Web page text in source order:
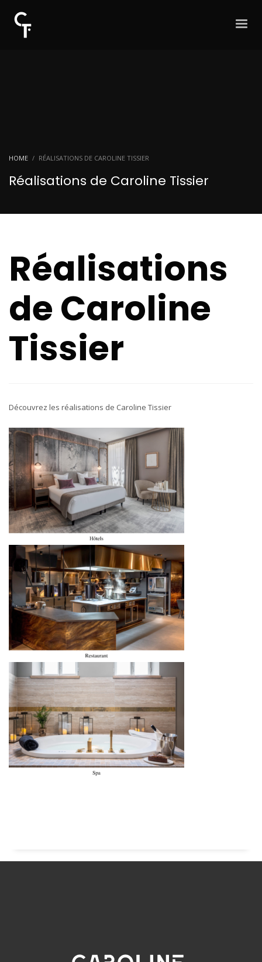
HOME RÉALISATIONS DE CAROLINE TISSIER
Réalisations de Caroline Tissier
Réalisations
de Caroline
Tissier
Découvrez les réalisations de Caroline Tissier